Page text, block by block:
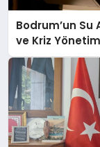
Bodrum’un Su
ve Kriz